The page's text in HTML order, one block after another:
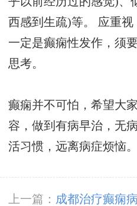
西感到生疏)等。 应重
一定是癫痫性发作，须
思考。
癫痫并不可怕，希望大
容，做到有病早治，无
活习惯，远离病症烦恼。
上一篇： 成都治疗癫痫